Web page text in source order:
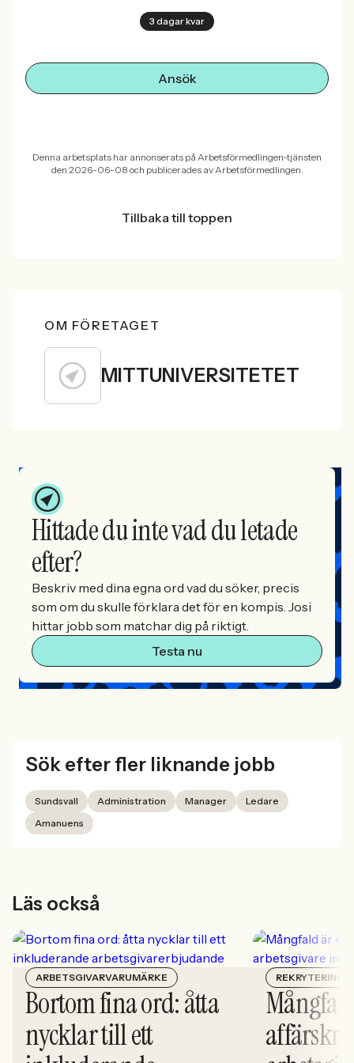
3 dagar kvar
Ansök
Denna arbetsplats har annonserats på Arbetsförmedlingen-tjänsten
den 2026-06-08 och publicerades av Arbetsförmedlingen.
Tillbaka till toppen
OM FÖRETAGET
MITTUNIVERSITETET
Hittade du inte vad du letade
efter?
Beskriv med dina egna ord vad du söker, precis
som om du skulle förklara det för en kompis. Josi
hittar jobb som matchar dig på riktigt.
Testa nu
Sök efter fler liknande jobb
Sundsvall Administration Manager
Ledare
Amanuens
Läs också
ARBETSGIVARVARUMÄRKE
Bortom fina ord: åtta
nycklar till ett
REKRYTERING